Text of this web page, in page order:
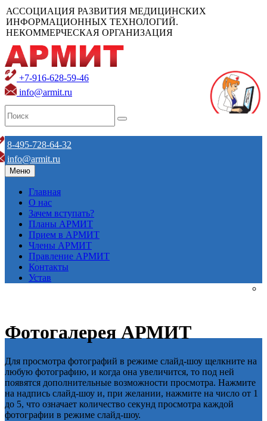
АССОЦИАЦИЯ РАЗВИТИЯ МЕДИЦИНСКИХ
ИНФОРМАЦИОННЫХ ТЕХНОЛОГИЙ.
НЕКОММЕРЧЕСКАЯ ОРГАНИЗАЦИЯ
+7-916-628-59-46
info@armit.ru
8-495-728-64-32
info@armit.ru
Меню
Главная
О нас
Зачем вступать?
Планы АРМИТ
Прием в АРМИТ
Члены АРМИТ
Правление АРМИТ
Контакты
Устав
Фотогалерея АРМИТ
Для просмотра фотографий в режиме слайд-шоу щелкните на
любую фотографию, и когда она увеличится, то под ней
появятся дополнительные возможности просмотра. Нажмите
на надпись слайд-шоу и, при желании, нажмите на число от 1
до 5, что означает количество секунд просмотра каждой
фотографии в режиме слайд-шоу.